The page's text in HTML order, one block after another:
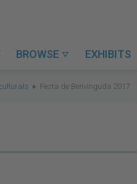
BROWSE  EXHIBITS
Festa de Benvinguda 2017